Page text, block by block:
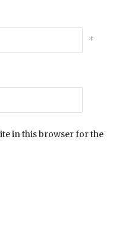
*
in this browser for the